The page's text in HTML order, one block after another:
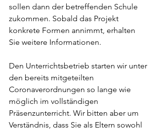
sollen dann der betreffenden Schule
zukommen. Sobald das Projekt
konkrete Formen annimmt, erhalten
Sie weitere Informationen.
Den Unterrichtsbetrieb starten wir unter
den bereits mitgeteilten
Coronaverordnungen so lange wie
möglich im vollständigen
Präsenzunterricht. Wir bitten aber um
Verständnis, dass Sie als Eltern sowohl